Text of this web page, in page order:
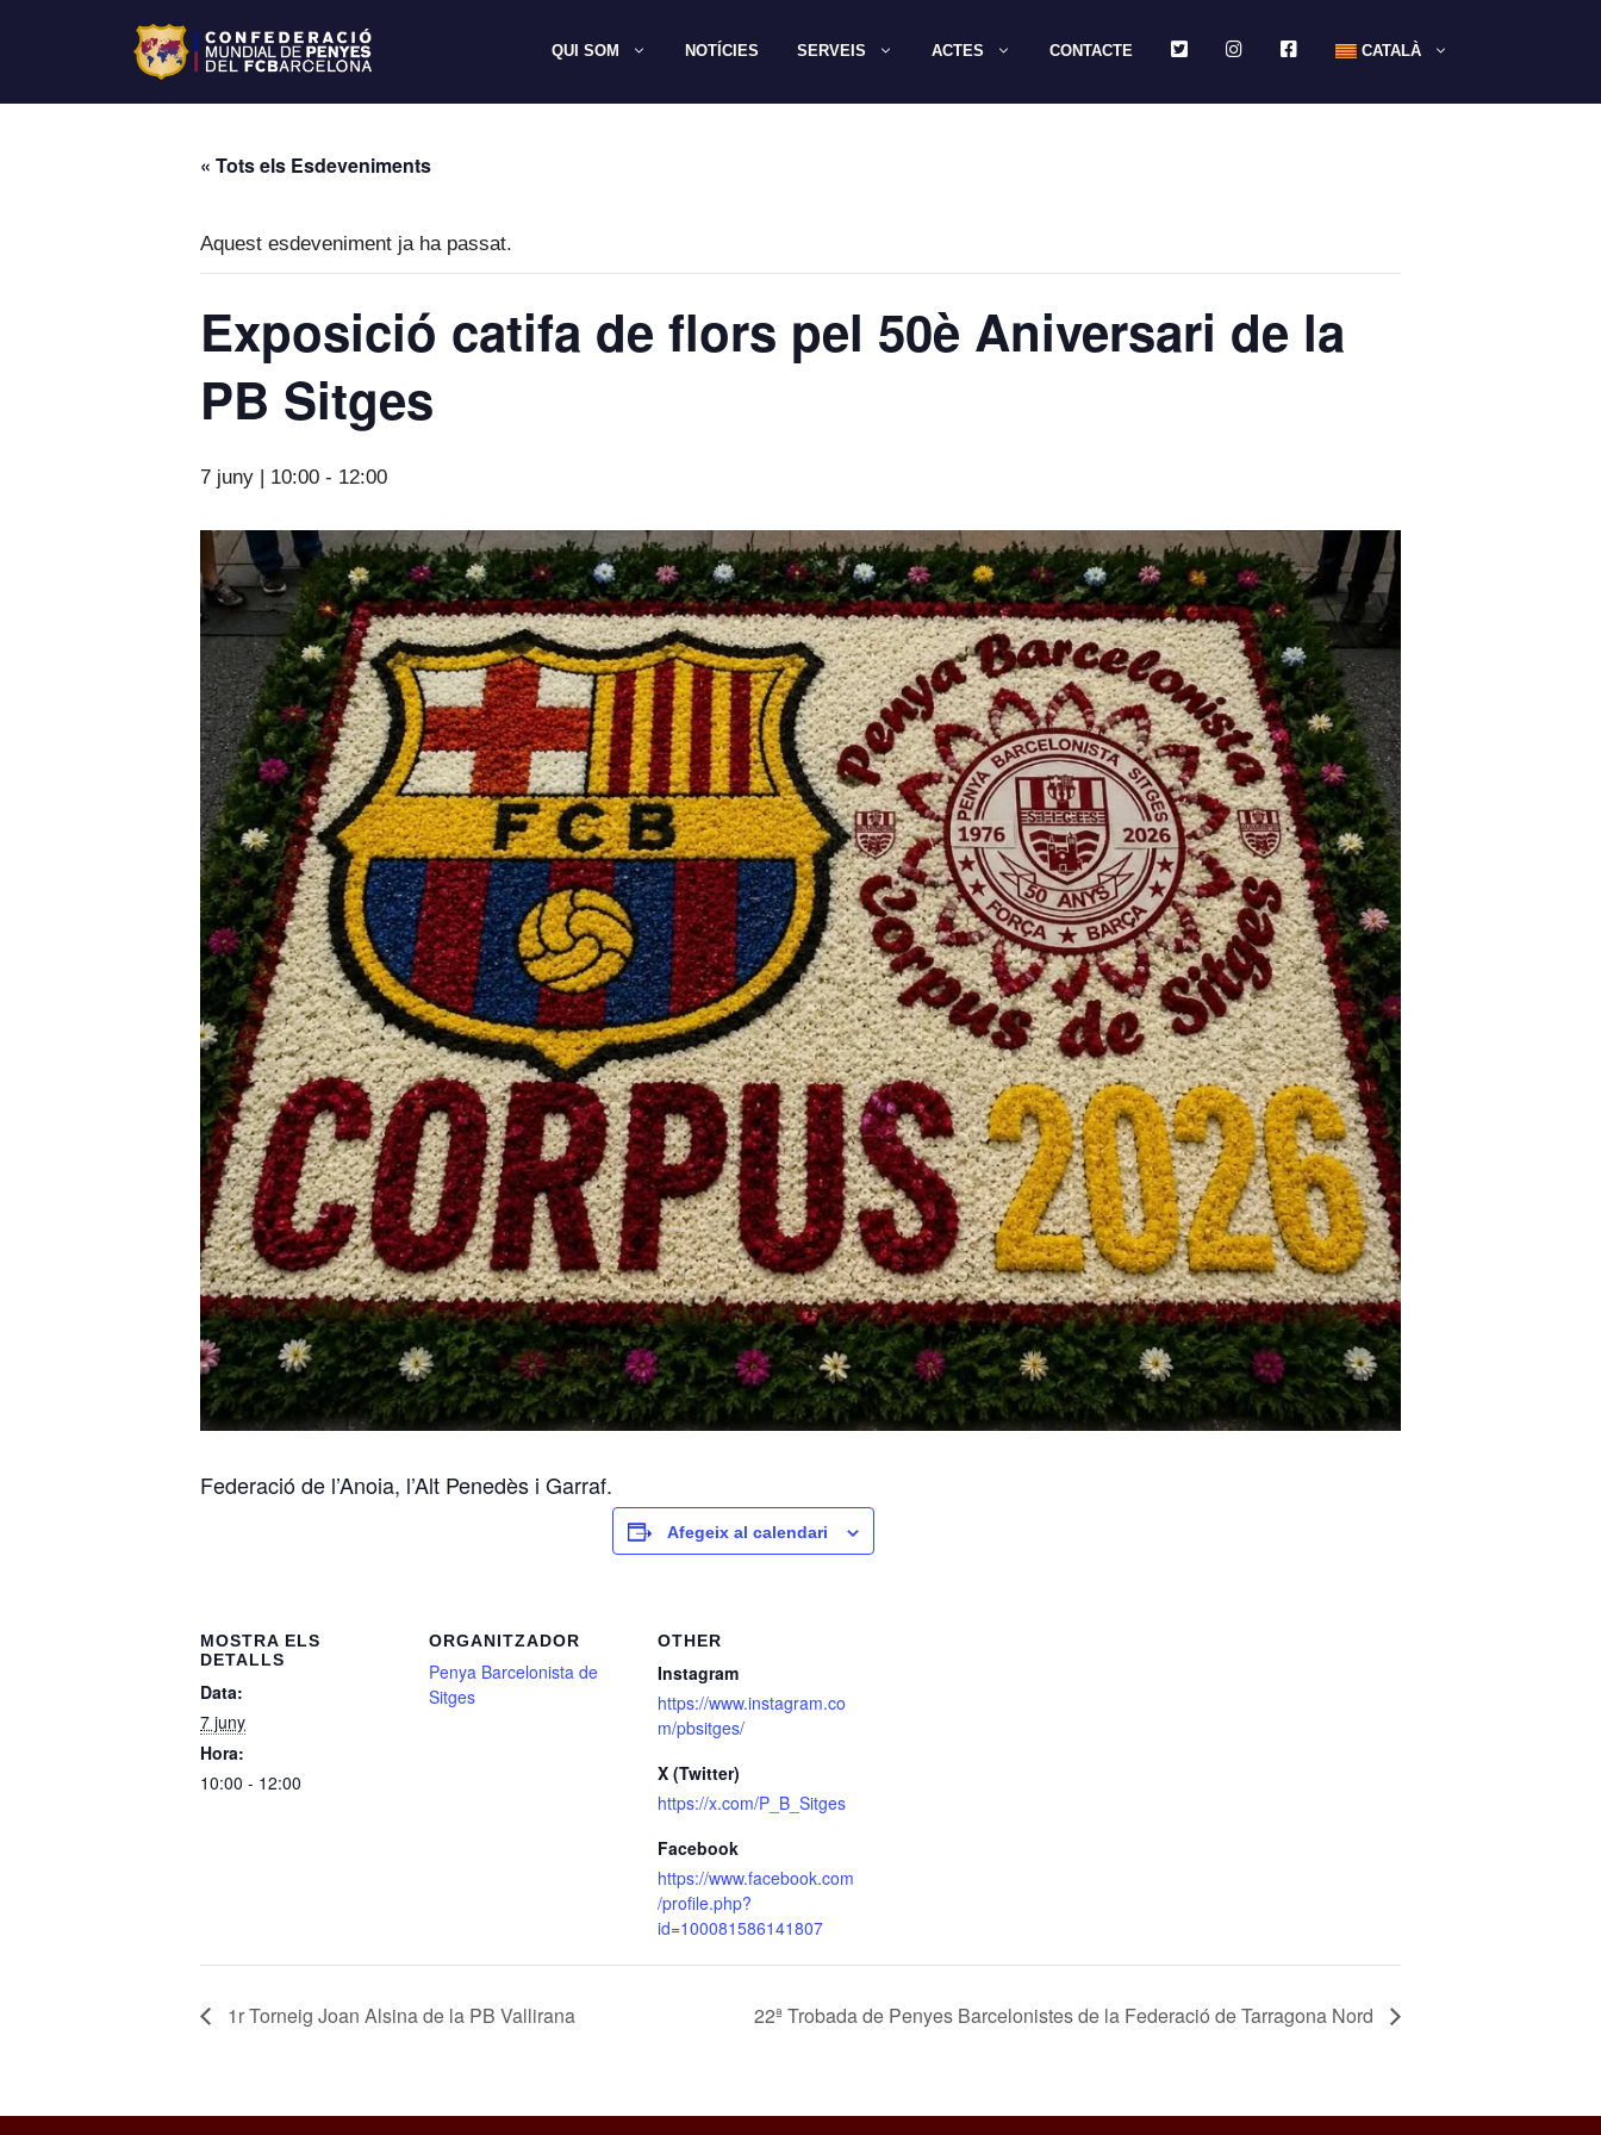
QUI SOM NOTÍCIES SERVEIS ACTES CONTACTE TWITTERINSTAGRAMFACEBOOKCATALÀ
« Tots els Esdeveniments
Aquest esdeveniment ja ha passat.
Exposició catifa de flors pel 50è Aniversari de la
PB Sitges
7 juny | 10:00 - 12:00
Federació de l’Anoia, l’Alt Penedès i Garraf.
Afegeix al calendari
MOSTRA ELS
DETALLS
Data:
7 juny
Hora:
10:00 - 12:00
ORGANITZADOR
Penya Barcelonista de
Sitges
OTHER
Instagram
https://www.instagram.co
m/pbsitges/
X (Twitter)
https://x.com/P_B_Sitges
Facebook
https://www.facebook.com
/profile.php?
id=100081586141807
1r Torneig Joan Alsina de la PB Vallirana 22ª Trobada de Penyes Barcelonistes de la Federació de Tarragona Nord